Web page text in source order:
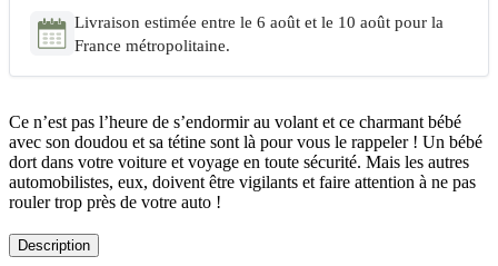
Livraison estimée entre le 6 août et le 10 août pour la
France métropolitaine.
Ce n’est pas l’heure de s’endormir au volant et ce charmant bébé
avec son doudou et sa tétine sont là pour vous le rappeler ! Un bébé
dort dans votre voiture et voyage en toute sécurité. Mais les autres
automobilistes, eux, doivent être vigilants et faire attention à ne pas
rouler trop près de votre auto !
Description